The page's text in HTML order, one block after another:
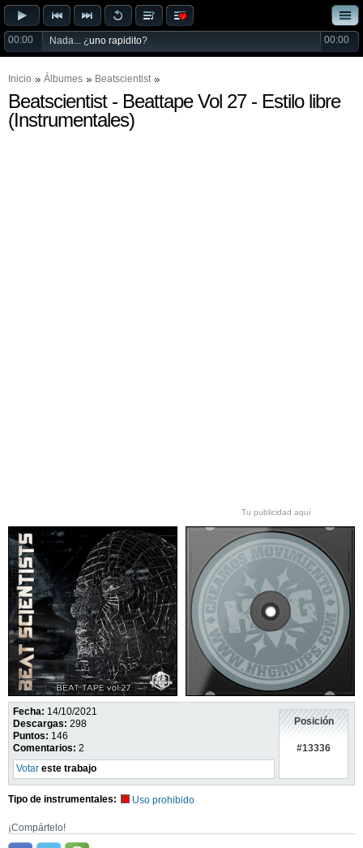
00:00 Nada... ¿uno rapidito? 00:00
Inicio Álbumes Beatscientist
Beatscientist - Beattape Vol 27 - Estilo libre
(Instrumentales)
Tu publicidad aquí
Fecha: 14/10/2021
Descargas: 298
Puntos: 146
Comentarios: 2
Votar este trabajo
Posición
#13336
Tipo de instrumentales: Uso prohibido
¡Compártelo!